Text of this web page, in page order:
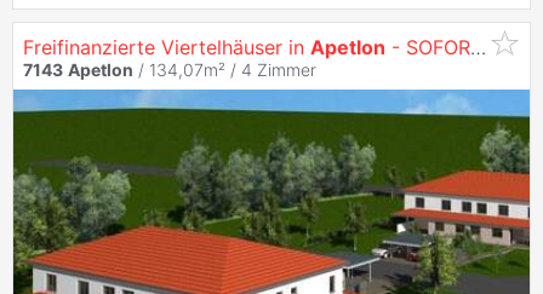
Freifinanzierte Viertelhäuser in Apetlon - SOFORTKAUF
7143 Apetlon / 134,07m² / 4 Zimmer